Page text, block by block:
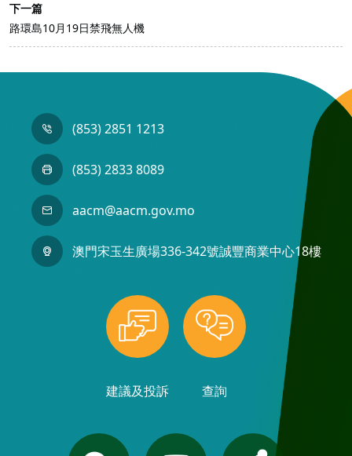
下一篇
路環島10月19日禁飛無人機
(853) 2851 1213
(853) 2833 8089
aacm@aacm.gov.mo
澳門宋玉生廣場336-342號誠豐商業中心18樓
建議及投訴 查詢